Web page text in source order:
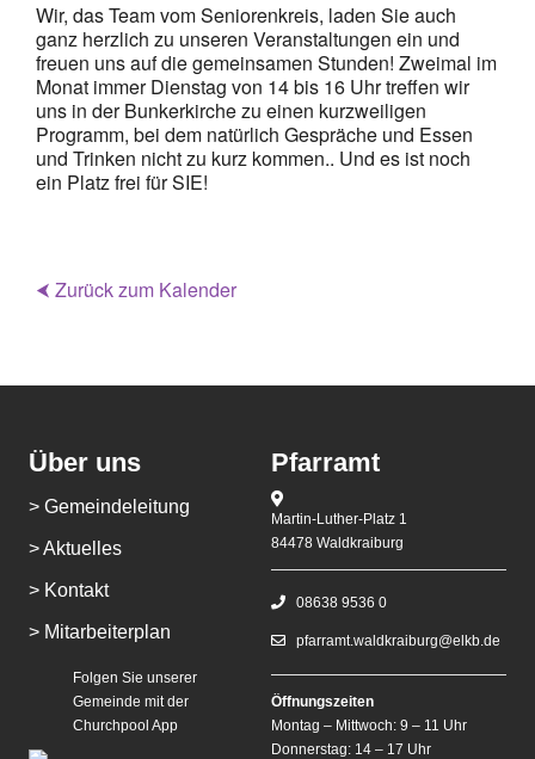
Wir, das Team vom Seniorenkreis, laden Sie auch
ganz herzlich zu unseren Veranstaltungen ein und
freuen uns auf die gemeinsamen Stunden! Zweimal im
Monat immer Dienstag von 14 bis 16 Uhr treffen wir
uns in der Bunkerkirche zu einen kurzweiligen
Programm, bei dem natürlich Gespräche und Essen
und Trinken nicht zu kurz kommen.. Und es ist noch
ein Platz frei für SIE!
⮜ Zurück zum Kalender
Über uns
> Gemeindeleitung
> Aktuelles
> Kontakt
> Mitarbeiterplan
Folgen Sie unserer
Gemeinde mit der
Churchpool App
Pfarramt
Martin-Luther-Platz 1
84478 Waldkraiburg
08638 9536 0
pfarramt.waldkraiburg@elkb.de
Öffnungszeiten
Montag – Mittwoch: 9 – 11 Uhr
Donnerstag: 14 – 17 Uhr